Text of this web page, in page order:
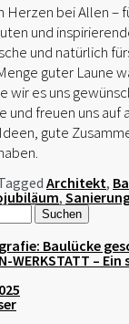
Herzen bei Allen –
und
und natürlich
guter Laune
wir es uns
und freuen uns auf
gute
Architekt,
,
Baulücke
WERKSTATT –